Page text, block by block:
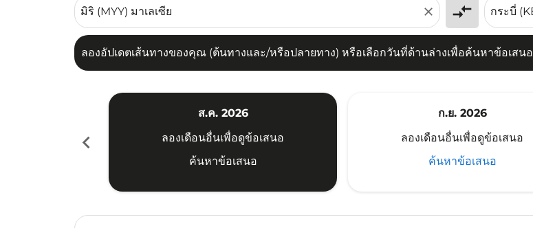
close compare_arrows
ลองอัปเดตเส้นทางของคุณ (ต้นทางและ/หรือปลายทาง) หรือเลือกวันที่ด้านล่างเพื่อค้นหาข้อเสนอ
chevron_left
ส.ค. 2026
ลองเดือนอื่นเพื่อดูข้อเสนอ
ค้นหาข้อเสนอ
ก.ย. 2026
ลองเดือนอื่นเพื่อดูข้อเสนอ
ค้นหาข้อเสนอ